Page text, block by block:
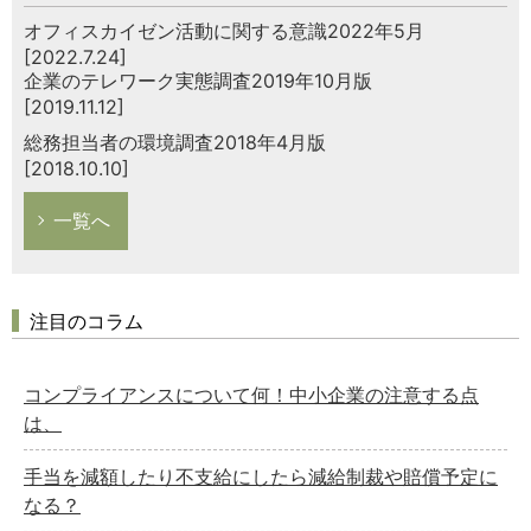
オフィスカイゼン活動に関する意識2022年5月
[2022.7.24]
企業のテレワーク実態調査2019年10月版
[2019.11.12]
総務担当者の環境調査2018年4月版
[2018.10.10]
一覧へ
注目のコラム
コンプライアンスについて何！中小企業の注意する点
は、
手当を減額したり不支給にしたら減給制裁や賠償予定に
なる？